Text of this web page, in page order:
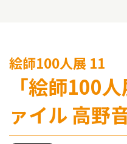
絵師100人展 11
「絵師100
ァイル 高野